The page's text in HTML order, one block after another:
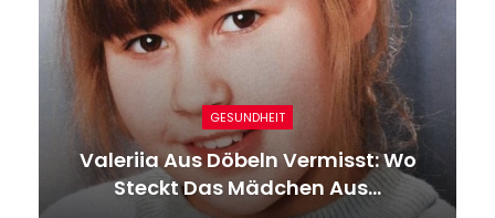
GESUNDHEIT
Valeriia Aus Döbeln Vermisst: Wo
Steckt Das Mädchen Aus…